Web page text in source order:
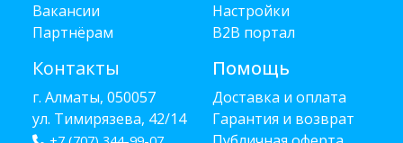
Вакансии
Партнёрам
Контакты
г. Алматы, 050057
ул. Тимирязева, 42/14
Настройки
B2B портал
Помощь
Доставка и оплата
Гарантия и возврат